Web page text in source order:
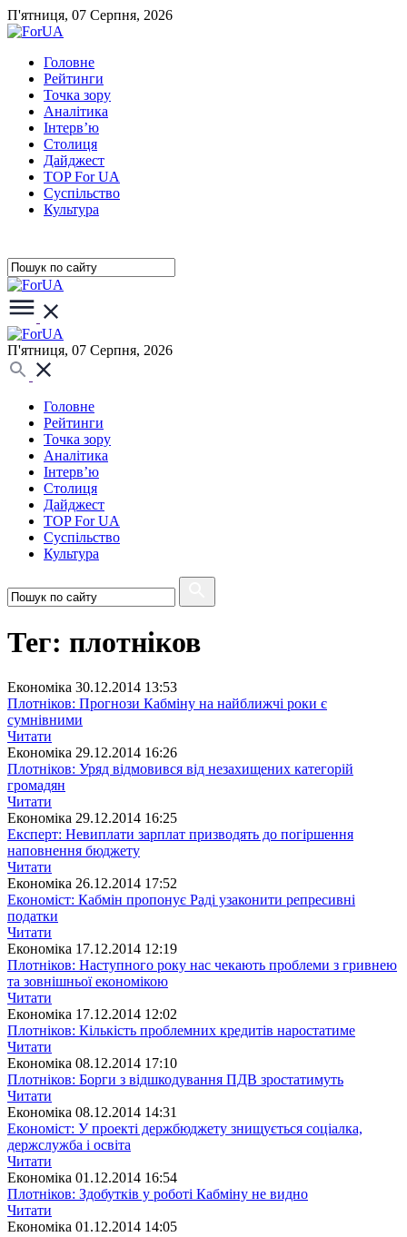
П'ятниця, 07 Серпня, 2026
Головне
Рейтинги
Точка зору
Аналітика
Інтерв’ю
Столиця
Дайджест
TOP For UA
Суспiльство
Культура
П'ятниця, 07 Серпня, 2026
Головне
Рейтинги
Точка зору
Аналітика
Інтерв’ю
Столиця
Дайджест
TOP For UA
Суспiльство
Культура
Тег: плотніков
Економіка 30.12.2014 13:53
Плотніков: Прогнози Кабміну на найближчі роки є
сумнівними
Читати
Економіка 29.12.2014 16:26
Плотніков: Уряд відмовився від незахищених категорій
громадян
Читати
Економіка 29.12.2014 16:25
Експерт: Невиплати зарплат призводять до погіршення
наповнення бюджету
Читати
Економіка 26.12.2014 17:52
Економіст: Кабмін пропонує Раді узаконити репресивні
податки
Читати
Економіка 17.12.2014 12:19
Плотніков: Наступного року нас чекають проблеми з гривнею
та зовнішньої економікою
Читати
Економіка 17.12.2014 12:02
Плотніков: Кількість проблемних кредитів наростатиме
Читати
Економіка 08.12.2014 17:10
Плотніков: Борги з відшкодування ПДВ зростатимуть
Читати
Економіка 08.12.2014 14:31
Економіст: У проекті держбюджету знищується соціалка,
держслужба і освіта
Читати
Економіка 01.12.2014 16:54
Плотніков: Здобутків у роботі Кабміну не видно
Читати
Економіка 01.12.2014 14:05